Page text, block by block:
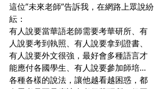
這位”未來老師”告訴我，在網路上眾說紛
紜：
有人說要當華語老師需要考華研所、有
人說要考到執照、有人說要拿到證書、
有人說要外文很強，最好會多種語言才
能應付各國學生、有人說要參加師培…
各種各樣的說法，讓他越看越困惑，都